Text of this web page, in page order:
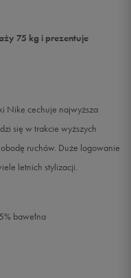
75 kg i prezentuje
Nike cechuje najwyższa
się w trakcie wyższych
ruchów. Duże logowanie
letnich stylizacji.
bawełna